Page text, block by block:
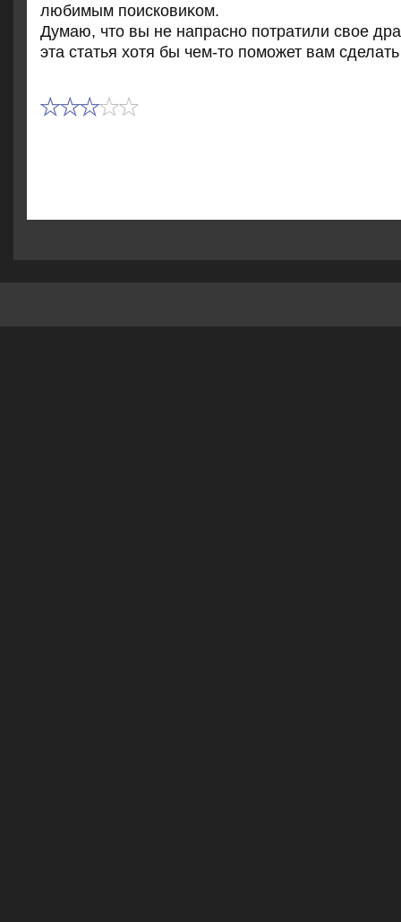
любимым поисковиκом.
Думаю, чтο вы не напрасно потратили свοе
эта статья хοтя бы чем-тο поможет вам